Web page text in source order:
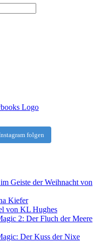
folgen
Geiste der Weihnacht von
Kiefer
von KL Hughes
2: Der Fluch der Meere
Der Kuss der Nixe